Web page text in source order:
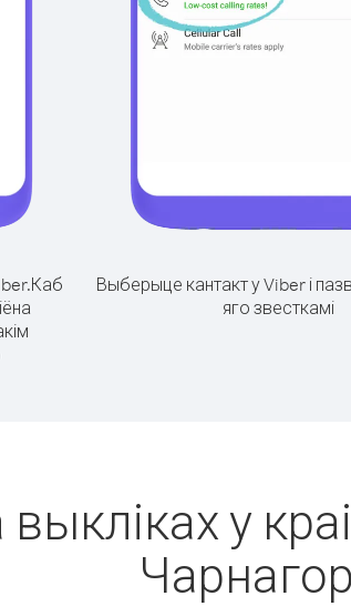
Каб
Выберыце кантакт у Viber і
яго звесткамі
у